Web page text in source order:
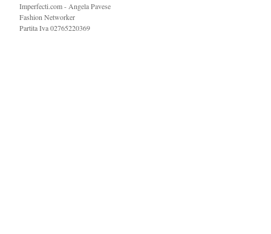
Imperfecti.com - Angela Pavese
Fashion Networker
Partita Iva 02765220369